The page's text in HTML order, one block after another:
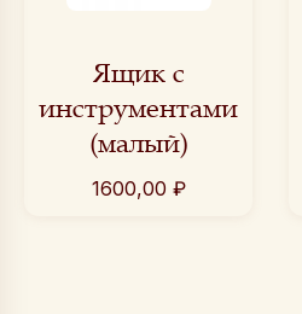
Ящик с
инструментами
(малый)
1600,00 ₽